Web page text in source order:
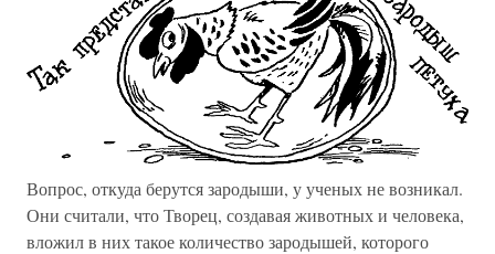
Вопрос, откуда берутся зародыши, у ученых не возникал.
Они считали, что Творец, создавая животных и человека,
вложил в них такое количество зародышей, которого